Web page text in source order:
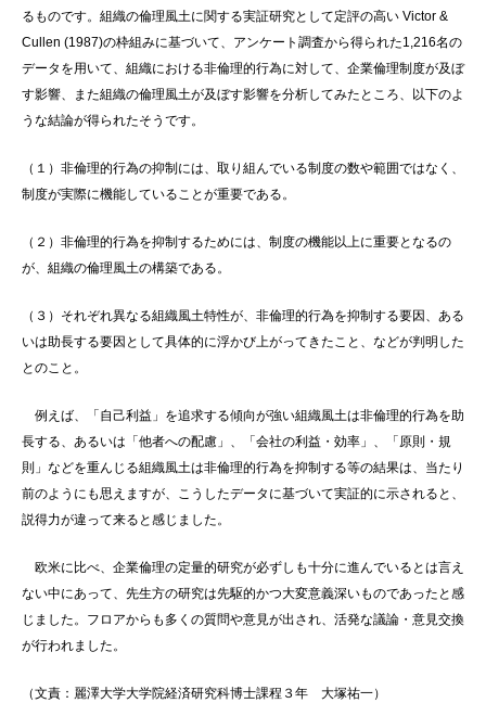
るものです。組織の倫理風土に関する実証研究として定評の高い Victor &
Cullen (1987)の枠組みに基づいて、アンケート調査から得られた1,216名の
データを用いて、組織における非倫理的行為に対して、企業倫理制度が及ぼ
す影響、また組織の倫理風土が及ぼす影響を分析してみたところ、以下のよ
うな結論が得られたそうです。
（１）非倫理的行為の抑制には、取り組んでいる制度の数や範囲ではなく、
制度が実際に機能していることが重要である。
（２）非倫理的行為を抑制するためには、制度の機能以上に重要となるの
が、組織の倫理風土の構築である。
（３）それぞれ異なる組織風土特性が、非倫理的行為を抑制する要因、ある
いは助長する要因として具体的に浮かび上がってきたこと、などが判明した
とのこと。
例えば、「自己利益」を追求する傾向が強い組織風土は非倫理的行為を助
長する、あるいは「他者への配慮」、「会社の利益・効率」、「原則・規
則」などを重んじる組織風土は非倫理的行為を抑制する等の結果は、当たり
前のようにも思えますが、こうしたデータに基づいて実証的に示されると、
説得力が違って来ると感じました。
欧米に比べ、企業倫理の定量的研究が必ずしも十分に進んでいるとは言え
ない中にあって、先生方の研究は先駆的かつ大変意義深いものであったと感
じました。フロアからも多くの質問や意見が出され、活発な議論・意見交換
が行われました。
（文責：麗澤大学大学院経済研究科博士課程３年 大塚祐一）